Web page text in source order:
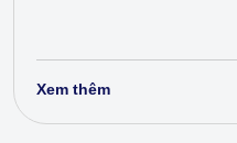
Xem thêm